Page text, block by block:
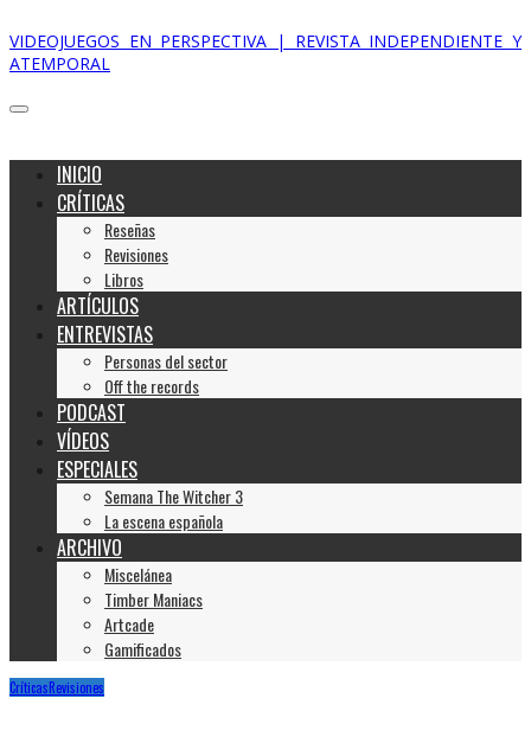
VIDEOJUEGOS EN PERSPECTIVA | REVISTA INDEPENDIENTE Y
ATEMPORAL
INICIO
CRÍTICAS
Reseñas
Revisiones
Libros
ARTÍCULOS
ENTREVISTAS
Personas del sector
Off the records
PODCAST
VÍDEOS
ESPECIALES
Semana The Witcher 3
La escena española
ARCHIVO
Miscelánea
Timber Maniacs
Artcade
Gamificados
CríticasRevisiones